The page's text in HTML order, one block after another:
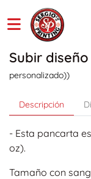
Subir diseño
personalizado))
Descripción
- Esta pancarta
oz).
Tamaño con